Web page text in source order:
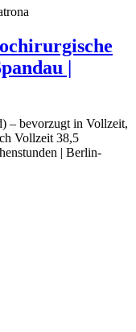
|
– bevorzugt in Vollzeit,
Vollzeit 38,5
| Berlin-